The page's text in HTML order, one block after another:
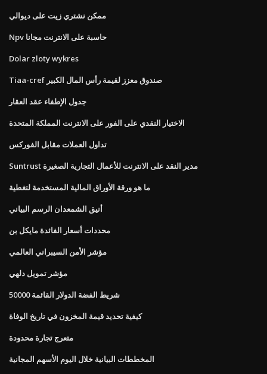
ممكن نشتري زيت على ديوالي
Npv حاسبة على الانترنت مجانا
Dolar zloty wykres
Tiaa-cref صندوق معزز لقيمة رأس المال الكبير
جدول الإطفاء عقد العقار
الاختيار النقدي على الفور على الانترنت المملكة المتحدة
تداول العملات مقابل الفوركس
Suntrust مدير النقد على الانترنت للأعمال التجارية الصغيرة
ما هو ورقة الأوراق المالية المستخدمة لتغطية
أنيق الشمعدان الرسم البياني
محددات أسعار الفائدة مايكل بن
مؤشر الأمن السيبراني العالمي
مؤشر تمويل دلهي
50000 شريط الفضة الدولار القائمة
كيفية تحديد قيمة المخزون في تاريخ الوفاة
متعرج تجارة محدودة
المخططات البيانية خلال اليوم الأسهم المجانية